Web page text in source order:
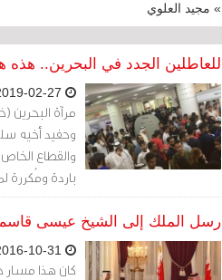
» مجيد العلوي
للعاطلين الجدد في البحرين.. هذه هي
مرآة
وحفيد أخيه
والقطاع
باردة
رسل الملك إلى الشيخ عيسى قاسم...
كان هذا مسار